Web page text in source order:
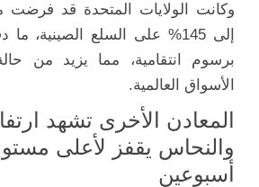
وكانت الولايات المتحدة قد
إلى 145% على السلع الصينية،
برسوم انتقامية، مما يزيد من
الأسواق العالمية.
المعادن الأخرى تشهد
والنحاس يقفز لأعلى
أسبوعين